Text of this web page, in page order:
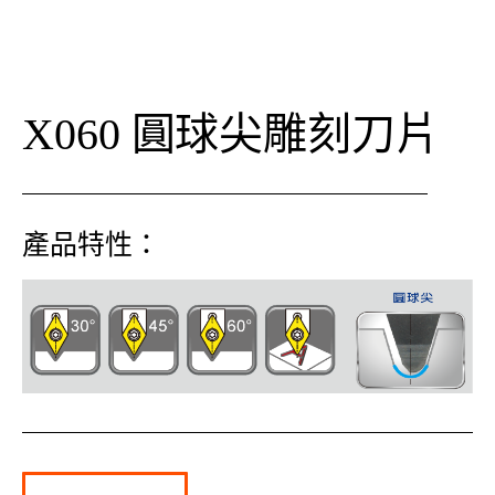
X060 圓球尖雕刻刀片
產品特性：